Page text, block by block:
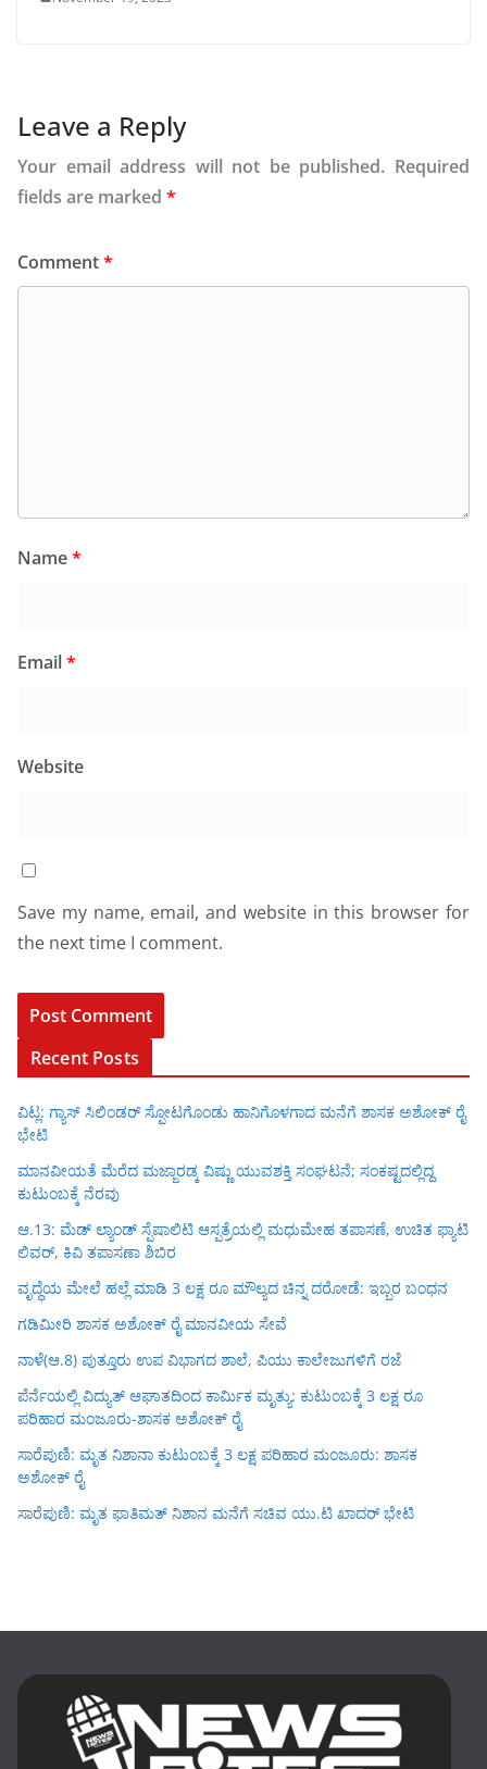
Leave a Reply
Your email address will not be published. Required
fields are marked *
Comment*
Name*
Email*
Website
Save my name, email, and website in this browser for
the next time I comment.
Recent Posts
ವಿಟ್ಲ: ಗ್ಯಾಸ್ ಸಿಲಿಂಡರ್ ಸ್ಪೋಟಗೊಂಡು ಹಾನಿಗೊಳಗಾದ ಮನೆಗೆ ಶಾಸಕ ಅಶೋಕ್ ರೈ
ಭೇಟಿ
ಮಾನವೀಯತೆ ಮೆರೆದ ಮಜ್ಜಾರಡ್ಕ ವಿಷ್ಣು ಯುವಶಕ್ತಿ ಸಂಘಟನೆ; ಸಂಕಷ್ಟದಲ್ಲಿದ್ದ
ಕುಟುಂಬಕ್ಕೆ ನೆರವು
ಆ.13: ಮೆಡ್ ಲ್ಯಾಂಡ್ ಸ್ಪೆಷಾಲಿಟಿ ಆಸ್ಪತ್ರೆಯಲ್ಲಿ ಮಧುಮೇಹ ತಪಾಸಣೆ, ಉಚಿತ ಫ್ಯಾಟಿ
ಲಿವರ್, ಕಿವಿ ತಪಾಸಣಾ ಶಿಬಿರ
ವೃದ್ಧೆಯ ಮೇಲೆ ಹಲ್ಲೆ ಮಾಡಿ 3 ಲಕ್ಷ ರೂ ಮೌಲ್ಯದ ಚಿನ್ನ ದರೋಡೆ: ಇಬ್ಬರ ಬಂಧನ
ಗಡಿಮೀರಿ ಶಾಸಕ ಅಶೋಕ್ ರೈ ಮಾನವೀಯ ಸೇವೆ
ನಾಳೆ(ಆ.8) ಪುತ್ತೂರು ಉಪ ವಿಭಾಗದ ಶಾಲೆ, ಪಿಯು ಕಾಲೇಜುಗಳಿಗೆ ರಜೆ
ಪೆರ್ನೆಯಲ್ಲಿ ವಿದ್ಯುತ್ ಆಘಾತದಿಂದ ಕಾರ್ಮಿಕ ಮೃತ್ಯು: ಕುಟುಂಬಕ್ಕೆ 3 ಲಕ್ಷ ರೂ
ಪರಿಹಾರ ಮಂಜೂರು-ಶಾಸಕ ಅಶೋಕ್ ರೈ
ಸಾರೆಪುಣಿ: ಮೃತ ನಿಶಾನಾ ಕುಟುಂಬಕ್ಕೆ 3 ಲಕ್ಷ ಪರಿಹಾರ ಮಂಜೂರು: ಶಾಸಕ
ಅಶೋಕ್ ರೈ
ಸಾರೆಪುಣಿ: ಮೃತ ಫಾತಿಮತ್ ನಿಶಾನ ಮನೆಗೆ ಸಚಿವ ಯು.ಟಿ ಖಾದರ್ ಭೇಟಿ